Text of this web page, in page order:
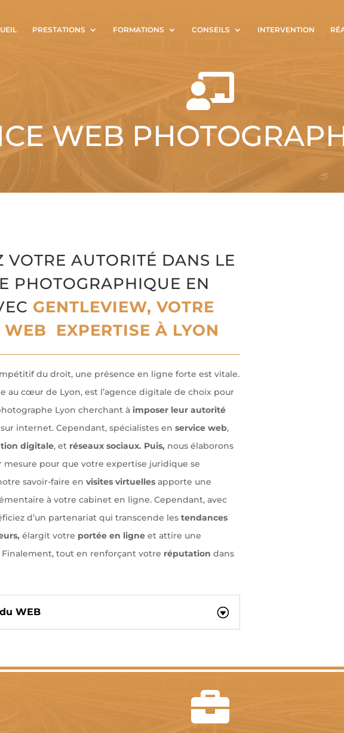
PRESTATIONS FORMATIONS CONSEILS INTERVENTION

WEB
VOTRE AUTORITÉ DANS LE
PHOTOGRAPHIQUE EN
GENTLEVIEW, VOTRE
WEB EXPERTISE À LYON
du droit, une présence en ligne forte est vitale.
au cœur de Lyon, est l’agence digitale de choix pour
Lyon cherchant à imposer leur autorité
internet. Cependant, spécialistes en service web,
digitale, et réseaux sociaux. Puis, nous élaborons
mesure pour que votre expertise juridique se
savoir-faire en visites virtuellesapporte une
à votre cabinet en ligne. Cependant, avec
d’un partenariat qui transcende les tendances
élargit votre portée en ligneet attire une
tout en renforçant votre réputation dans
WEB
